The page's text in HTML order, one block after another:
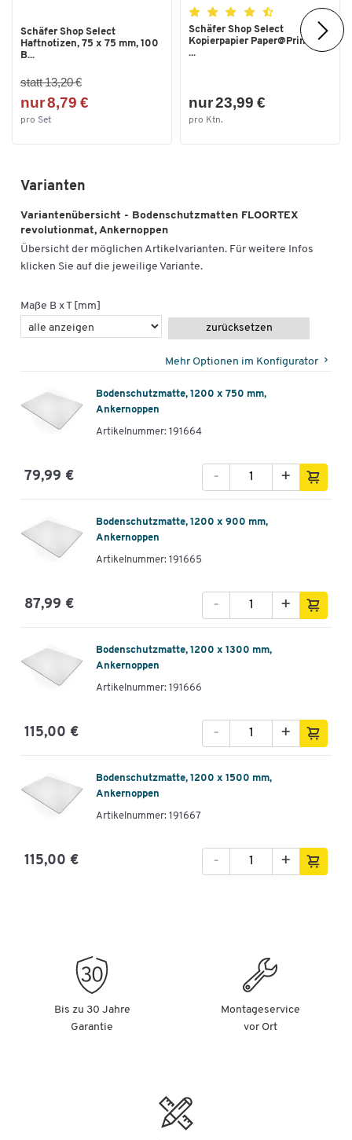
Schäfer Shop Select
Haftnotizen, 75 x 75 mm, 100
B...
statt 13,20 €
nur 8,79 €
pro Set
Schäfer Shop Select
Kopierpapier Paper@Print, DIN
...
nur 23,99 €
pro Ktn.
Varianten
Variantenübersicht - Bodenschutzmatten FLOORTEX
revolutionmat, Ankernoppen
Übersicht der möglichen Artikelvarianten. Für weitere Infos
klicken Sie auf die jeweilige Variante.
Maße B x T [mm]
zurücksetzen
Mehr Optionen im Konfigurator
Bodenschutzmatte, 1200 x 750 mm,
Ankernoppen
Artikelnummer: 191664
79,99 € +
-
Bodenschutzmatte, 1200 x 900 mm,
Ankernoppen
Artikelnummer: 191665
87,99 € +
-
Bodenschutzmatte, 1200 x 1300 mm,
Ankernoppen
Artikelnummer: 191666
115,00 € +
-
Bodenschutzmatte, 1200 x 1500 mm,
Ankernoppen
Artikelnummer: 191667
115,00 € +
-
Bis zu 30 Jahre
Garantie
Montageservice
vor Ort